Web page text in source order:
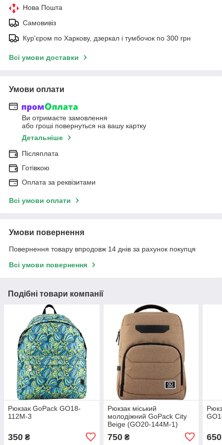
Нова Пошта
Самовивіз
Кур'єром по Харкову, дзеркал і тумбочок по 300 грн
Всі умови доставки
Умови оплати
Ви отримаєте замовлення
або гроші повернуться на вашу картку
Детальніше
Післяплата
Готівкою
Оплата за реквізитами
Всі умови оплати
Умови повернення
Повернення товару впродовж 14 днів за рахунок покупця
Всі умови повернення
Подібні товари компанії
Рюкзак GoPack GO18-
112M-3
350 ₴
Рюкзак міський
молодіжний GoPack Сity
Beige (GO20-144M-1)
750₴ 650